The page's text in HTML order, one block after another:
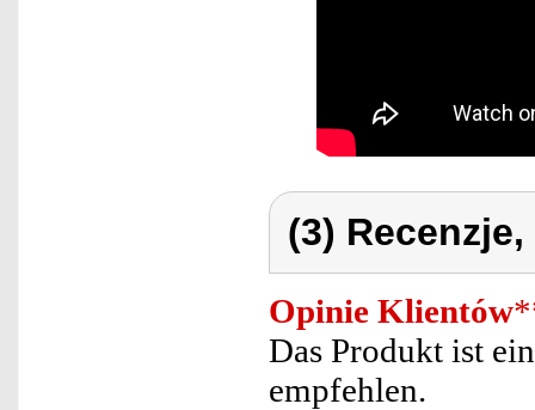
(3)
Opinie Klientów
Das Produkt ist
empfehlen.